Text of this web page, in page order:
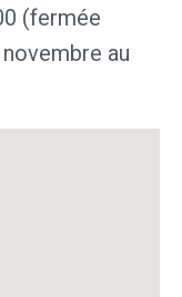
(fermée
au